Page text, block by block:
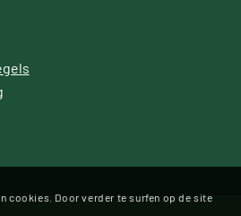
cookies. Door verder te surfen op de site